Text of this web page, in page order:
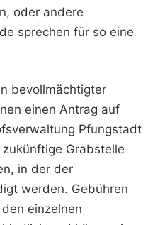
oder andere
sprechen für so eine
bevollmächtigter
einen Antrag auf
Pfungstadt
Grabstelle
in der der
werden. Gebühren
einzelnen